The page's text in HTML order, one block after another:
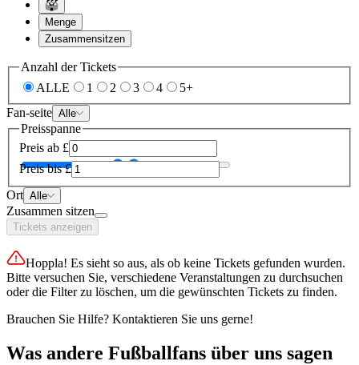
Menge
Zusammensitzen
Anzahl der Tickets
ALLE
1 2 3 4
5+
Fan-seite Alle
Preisspanne
Preis ab £
Preis bis £
Ort Alle
Zusammen sitzen
Tickets anzeigen
Hoppla! Es sieht so aus, als ob keine Tickets gefunden wurden.
Bitte versuchen Sie, verschiedene Veranstaltungen zu durchsuchen
oder die Filter zu löschen, um die gewünschten Tickets zu finden.
Brauchen Sie Hilfe? Kontaktieren Sie uns gerne!
Was andere Fußballfans über uns sagen